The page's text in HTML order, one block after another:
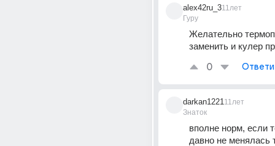
alex42ru_3
Гуру
11лет
Желательно
заменить и кулер
0
darkan1221
Знаток
11лет
вполне норм, если
давно не менялась